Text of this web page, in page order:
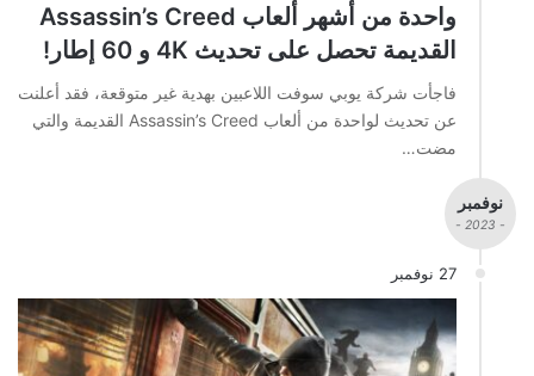
واحدة من أشهر ألعاب Assassin’s Creed
القديمة تحصل على تحديث 4K و 60 إطار!
فاجأت شركة يوبي سوفت اللاعبين بهدية غير متوقعة، فقد أعلنت
عن تحديث لواحدة من ألعاب Assassin’s Creed القديمة والتي
مضت…
نوفمبر
- 2023 -
27 نوفمبر